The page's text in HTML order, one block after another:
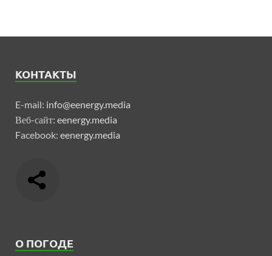
КОНТАКТЫ
E-mail: info@eenergy.media
Веб-сайт: eenergy.media
Facebook: eenergy.media
О ПОГОДЕ